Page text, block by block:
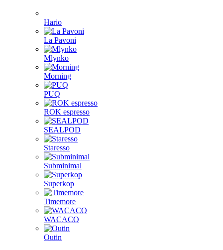
Hario
La Pavoni
Mlynko
Morning
PUQ
ROK espresso
SEALPOD
Staresso
Subminimal
Superkop
Timemore
WACACO
Outin